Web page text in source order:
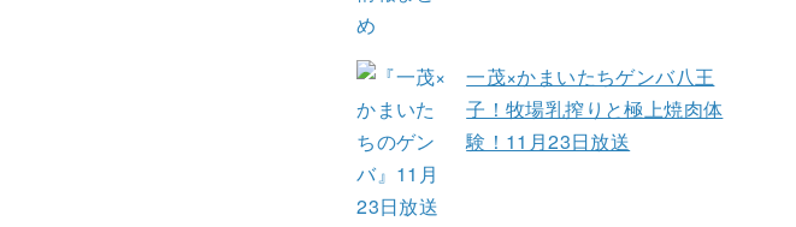
一茂×かまいたちゲンバ八王
子！牧場乳搾りと極上焼肉体
験！11月23日放送